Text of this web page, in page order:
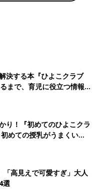
決する本『ひよこクラブ
まで、育児に役立つ情報が
り！『初めてのひよこクラ
めての授乳がうまくい
本と夏のトラブル 解決テ
「高見えで可愛すぎ」大人
選